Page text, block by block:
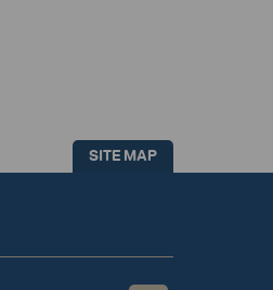
SITE MAP